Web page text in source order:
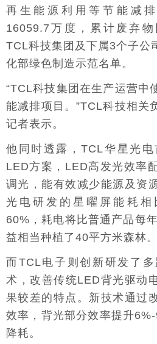
再生能源利用等节能减
16059.7万度，累计废弃物
TCL科技集团及下属3个子公
化部绿色制造示范名单。
“TCL科技集团在生产运营中
能减排项目。”TCL科技相关
记者表示。
他同时透露，TCL华星光
LED方案，LED高发光效率
调光，能有效减少能源及资
光电研发的星曜屏能耗相
60%，耗电将比普通产品每
益相当种植了40平方米森林。
而TCL电子则创新研发了
术，改善传统LED背光驱动
果较差的特点。新技术通过
效率，背光部分效率提升
降耗。